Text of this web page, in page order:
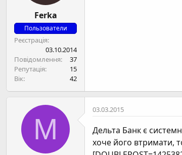
Ferka
Пользователи
Реєстрація
03.10.2014
Повідомлення
37
Репутація
15
Вік
42
M
03.03.2015
Дельта Банк є
хоче його втримати,